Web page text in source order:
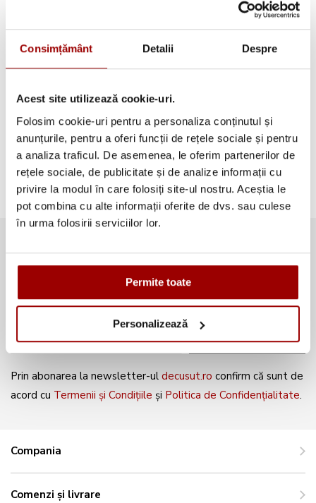
Consimțământ Detalii Despre
Acest site utilizează cookie-uri.
Folosim cookie-uri pentru a personaliza conținutul și
anunțurile, pentru a oferi funcții de rețele sociale și pentru
a analiza traficul. De asemenea, le oferim partenerilor de
rețele sociale, de publicitate și de analize informații cu
privire la modul în care folosiți site-ul nostru. Aceștia le
pot combina cu alte informații oferite de dvs. sau culese
în urma folosirii serviciilor lor.
Permite toate
Personalizează
Testimoniale(1493)
Broderii gratuite(103)
Abonează-te la newsletter și fii
mereu la curent cu noile produse și
oferte speciale!
ABONEAZĂ-TE
Prin abonarea la newsletter-ul decusut.ro confirm că sunt de
acord cu Termenii și Condițiile și Politica de Confidențialitate.
Compania
Comenzi și livrare